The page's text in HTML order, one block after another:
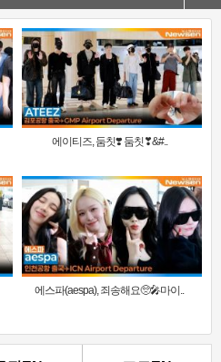
에이티즈, 둠칫❣️ 둠칫❣&#..
에스파(aespa), 죄송해요🥺🎤마이..